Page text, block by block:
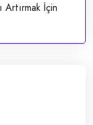
Artırmak İçin